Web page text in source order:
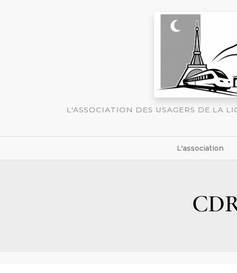
L'ASSOCIATION DES USAGERS DE LA
L'association